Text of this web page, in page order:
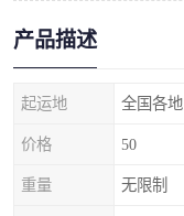
产品描述
起运地 全国各地
价格 50
重量 无限制